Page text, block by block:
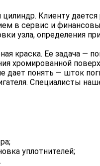
Клиенту
в сервис и
узла, определения
краска. Ее задача —
хромированной
дает понять — шток
Специалисты
уплотнителей;